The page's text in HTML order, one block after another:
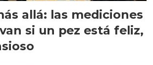
allá: las mediciones
si un pez está feliz,